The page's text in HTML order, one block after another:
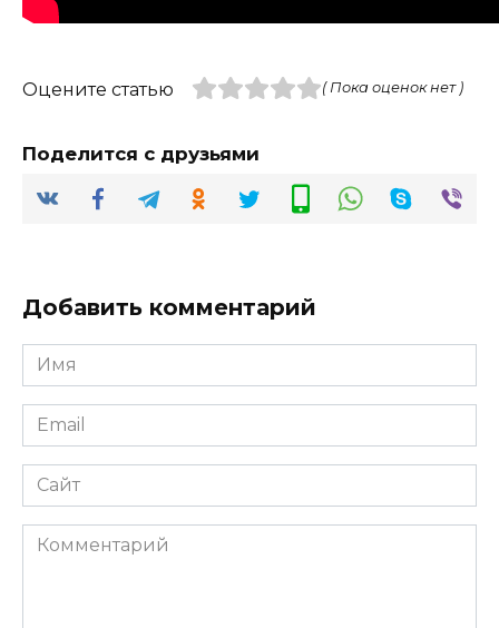
Оцените статью ( Пока оценок нет )
Поделится с друзьями
Добавить комментарий
Имя
*
Email
*
Сайт
Комментарий